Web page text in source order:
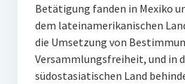
Betätigung fanden in Mexiko
dem lateinamerikanischen
die Umsetzung von
Versammlungsfreiheit, und in
südostasiatischen Land